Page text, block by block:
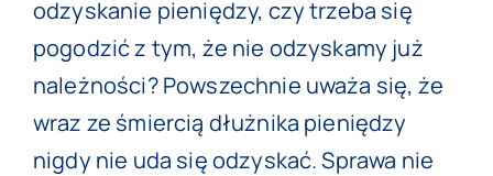
odzyskanie pieniędzy, czy trzeba się
pogodzić z tym, że nie odzyskamy już
należności? Powszechnie uważa się, że
wraz ze śmiercią dłużnika pieniędzy
nigdy nie uda się odzyskać. Sprawa nie